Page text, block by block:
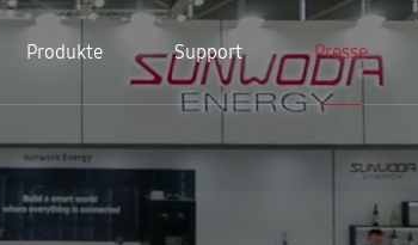
Produkte Support Presse